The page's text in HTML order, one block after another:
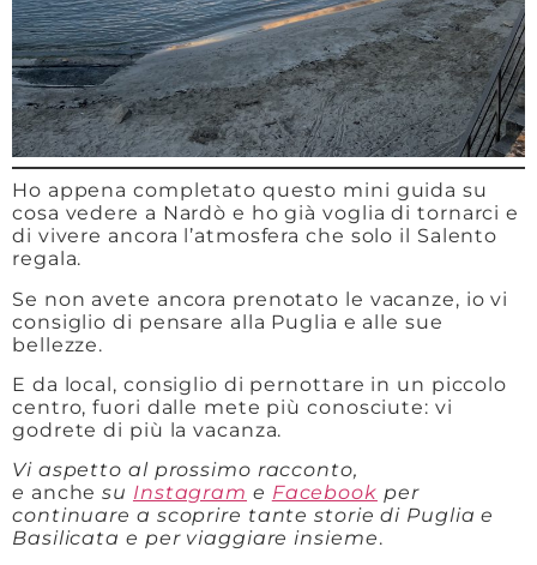
Ho appena completato questo mini guida su
cosa vedere a Nardò e ho già voglia di tornarci e
di vivere ancora l’atmosfera che solo il Salento
regala.
Se non avete ancora prenotato le vacanze, io vi
consiglio di pensare alla Puglia e alle sue
bellezze.
E da local, consiglio di pernottare in un piccolo
centro, fuori dalle mete più conosciute: vi
godrete di più la vacanza.
Vi aspetto al prossimo racconto,
e anchesu Instagram e Facebook per
continuare a scoprire tante storie di Puglia e
Basilicata e per viaggiare insieme.